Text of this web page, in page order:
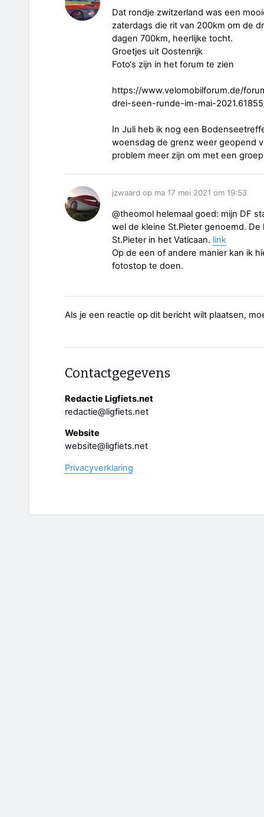
Dat rondje zwitzerland was een
zaterdags die rit van 200km om de
dagen 700km, heerlijke tocht.
Groetjes uit Oostenrijk
Foto‘s zijn in het forum te zien
https://www.velomobilforum.de/
drei-seen-runde-im-mai-
In Juli heb ik nog een
woensdag de grenz weer geopend
problem meer zijn om met een
jzwaard op ma 17 mei 2021 om 19:53
@theomol helemaal goed: mijn DF
wel de kleine St.Pieter genoemd.
St.Pieter in het Vaticaan. link
Op de een of andere manier kan ik
fotostop te doen.
Als je een reactie op dit bericht wilt plaatsen,
Contactgegevens
Redactie Ligfiets.net
redactie@ligfiets.net
Website
website@ligfiets.net
Privacyverklaring